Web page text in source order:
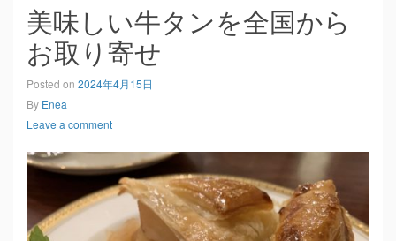
美味しい牛タンを全国から
お取り寄せ
Posted on 2024年4月15日
By Enea
Leave a comment